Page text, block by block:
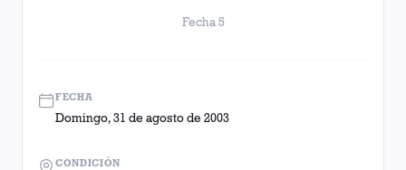
Fecha 5
FECHA
Domingo, 31 de agosto de 2003
CONDICIÓN